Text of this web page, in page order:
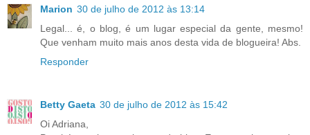
Marion 30 de julho de 2012 às 13:14
Legal... é, o blog, é um lugar especial da gente, mesmo!
Que venham muito mais anos desta vida de blogueira! Abs.
Responder
Betty Gaeta 30 de julho de 2012 às 15:42
Oi Adriana,